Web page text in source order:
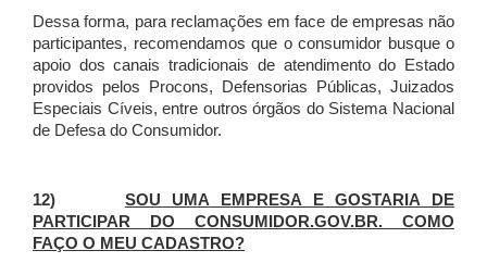
Dessa forma, para reclamações em face de empresas não
participantes, recomendamos que o consumidor busque o
apoio dos canais tradicionais de atendimento do Estado
providos pelos Procons, Defensorias Públicas, Juizados
Especiais Cíveis, entre outros órgãos do Sistema Nacional
de Defesa do Consumidor.
12) SOU UMA EMPRESA E GOSTARIA DE
PARTICIPAR DO CONSUMIDOR.GOV.BR. COMO
FAÇO O MEU CADASTRO?